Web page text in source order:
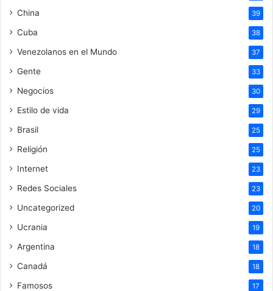
China 39
Cuba 38
Venezolanos en el Mundo 37
Gente 33
Negocios 30
Estilo de vida 29
Brasil 25
Religión 25
Internet 23
Redes Sociales 23
Uncategorized 20
Ucrania 19
Argentina 18
Canadá 18
Famosos 17